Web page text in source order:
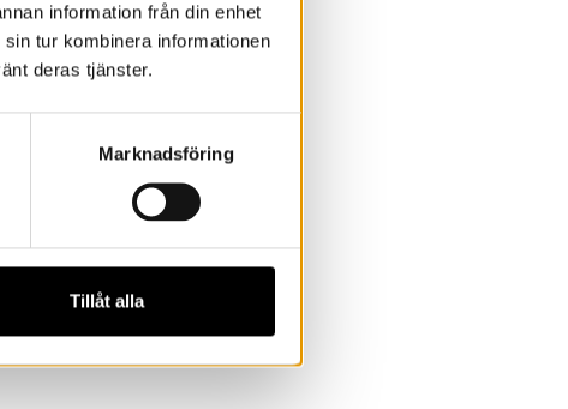
information från din enhet
tur kombinera informationen
deras tjänster.
Marknadsföring
Tillåt alla